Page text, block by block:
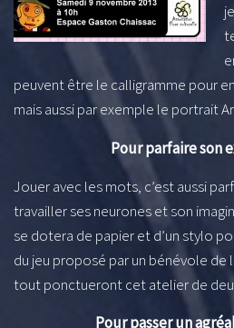
peuvent être le calligramme pour
mais aussi par exemple le portrait
Pour parfaire son
Jouer avec les mots, c’est aussi
travailler ses neurones et son
se dotera de papier et d’un stylo
du jeu proposé par un bénévole de
tout ponctueront cet atelier de
Pour passer un